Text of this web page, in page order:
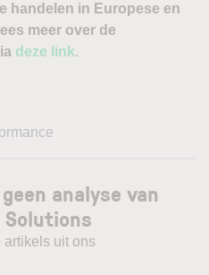
handelen in Europese en
meer over de
deze link.
analyse van
Solutions
artikels uit ons